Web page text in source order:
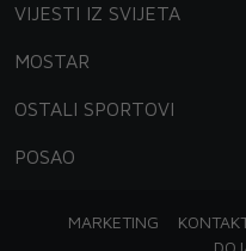
VIJESTI IZ SVIJETA
MOSTAR
OSTALI SPORTOVI
POSAO
MARKETING